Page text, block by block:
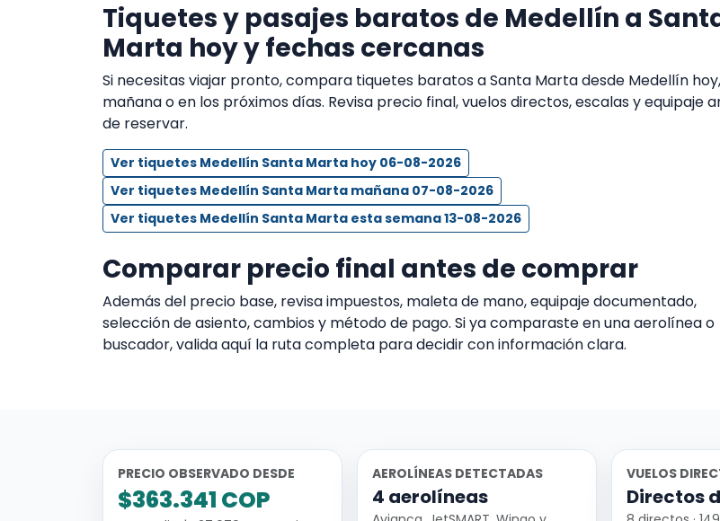
Tiquetes y pasajes baratos de Medellín a
Marta hoy y fechas cercanas
Si necesitas viajar pronto, compara tiquetes baratos a Santa Marta desde Medellín hoy,
mañana o en los próximos días. Revisa precio final, vuelos directos, escalas y equipaje
de reservar.
Ver tiquetes Medellín Santa Marta hoy 06-08-2026
Ver tiquetes Medellín Santa Marta mañana 07-08-2026
Ver tiquetes Medellín Santa Marta esta semana 13-08-2026
Comparar precio final antes de comprar
Además del precio base, revisa impuestos, maleta de mano, equipaje documentado,
selección de asiento, cambios y método de pago. Si ya comparaste en una aerolínea o
buscador, valida aquí la ruta completa para decidir con información clara.
PRECIO OBSERVADO DESDE
$363.341 COP
AEROLÍNEAS DETECTADAS
4 aerolíneas
VUELOS
Directos